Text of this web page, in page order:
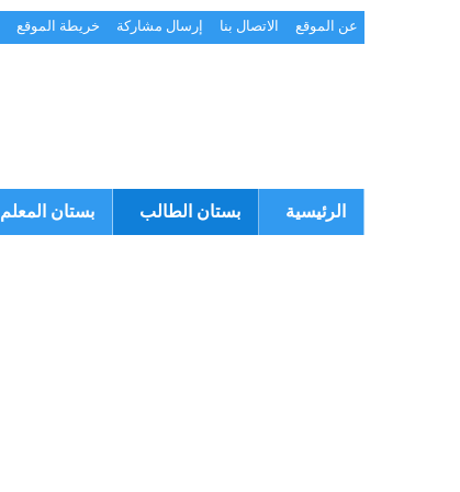
عن الموقع الاتصال بنا إرسال مشاركة خريطة الموقع
الرئيسية بستان الطالب بستان المعلم